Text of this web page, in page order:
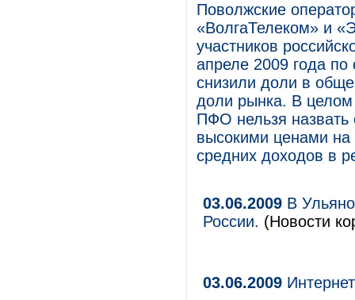
Поволжские
«ВолгаТелеком» и
участников
апреле 2009 года
снизили доли в
доли рынка. В
ПФО нельзя назвать
высокими ценами на
средних доходов в
03.06.2009 В
России. (Новости
03.06.2009